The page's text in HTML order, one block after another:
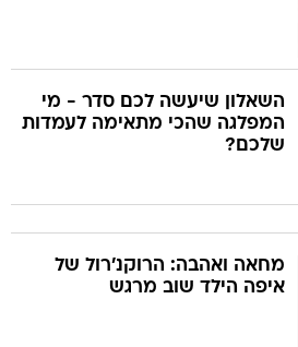
השאלון שיעשה לכם סדר - מי
המפלגה שהכי מתאימה לעמדות
שלכם?
מחאה ואהבה: הרוקנ'רול של
איפה הילד שוב מרגש